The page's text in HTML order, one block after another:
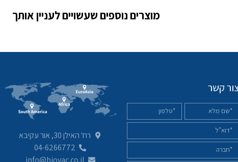
מוצרים נוספים שעשויים לעניין אותך
קשר
רח' האילן 30, אור עקיבא
04-6266772
info@biovac.co.il